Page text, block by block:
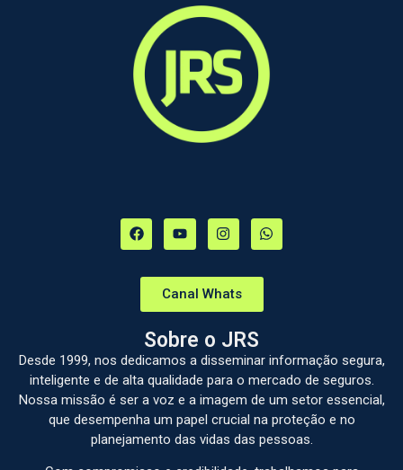
Canal Whats
Sobre o JRS
Desde 1999, nos dedicamos a disseminar informação segura,
inteligente e de alta qualidade para o mercado de seguros.
Nossa missão é ser a voz e a imagem de um setor essencial,
que desempenha um papel crucial na proteção e no
planejamento das vidas das pessoas.